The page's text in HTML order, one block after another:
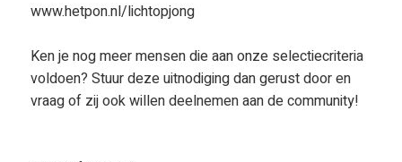
www.hetpon.nl/lichtopjong
Ken je nog meer mensen die aan onze selectiecriteria
voldoen? Stuur deze uitnodiging dan gerust door en
vraag of zij ook willen deelnemen aan de community!